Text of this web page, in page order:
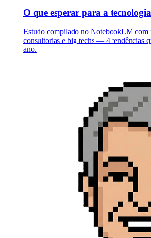
O que esperar para a
Estudo compilado no NotebookLM com
consultorias e big techs — 4 tendências
ano.